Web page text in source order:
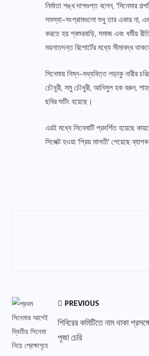
নির্মাতা শঙ্খ দাশগুপ্ত বলেন, ’সিনেমার
সমস্যা-সংগ্রামগুলো শুধু তার একার না,
করতে হয় শ্বশুরবাড়ি, সমাজ এবং ধর্মীয়
ময়নাতদন্ত রিপোর্টের মধ্যে সীমাবদ্ধ
সিনেমায় নিম্ন-মধ্যবিত্ত লড়াকু নারীর
চৌধুরী, সমু চৌধুরী, আনিসুল হক বরুন,
ছবির শুটিং হয়েছে।
এরই মধ্যে সিনেমাটি প্রদর্শিত হয়েছে
সিলেক্ট হওয়া ‘প্রিয় মালতী’ পেয়েছে
PREVIOUS
শিবিরের কমিটিতে নাম থাকা
পূজা চেরি